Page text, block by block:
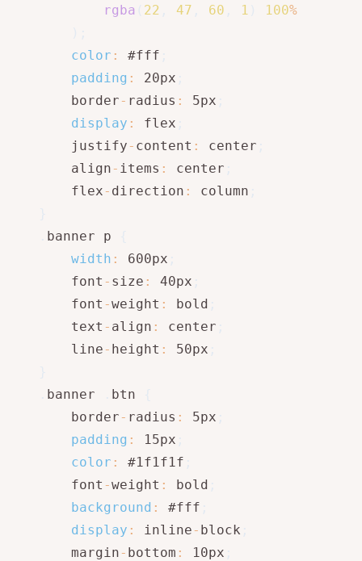
rgba
22 47 60 1 100%
color : #fff
padding : 20px
        border
- radius : 5px
display : flex
        justify
- content : center
        align
- items : center
        flex
- direction : column
banner p
width : 600px
        font
- size : 40px
        font
-weight : bold
        text
- align : center
        line
- height : 50px
banner btn
        border
- radius : 5px
padding : 15px
color : #1f1f1f
        font
-weight : bold
background : #fff
display : inline- block
        margin
- bottom : 10px